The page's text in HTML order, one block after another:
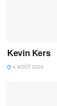
Kevin Kers
4 AOÛT 2026